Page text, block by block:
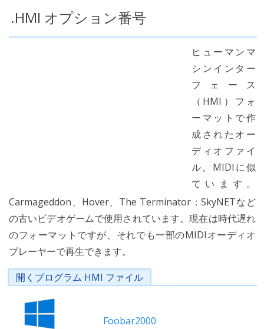
.HMI オプション番号
ヒューマンマ
シンインター
フェース
（HMI）フォ
ーマットで作
成されたオー
ディオファイ
ル。MIDIに似
ています。
Carmageddon、Hover、The Terminator：SkyNETなど
の古いビデオゲームで使用されています。現在は時代遅れ
のフォーマットですが、それでも一部のMIDIオーディオ
プレーヤーで再生できます。
開くプログラム HMI ファイル
Foobar2000